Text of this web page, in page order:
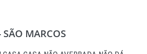
SÃO MARCOS